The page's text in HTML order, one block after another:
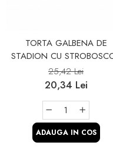
TORTA GALBENA DE
STADION CU
25,42 Lei
20,34 Lei
ADAUGA IN COS